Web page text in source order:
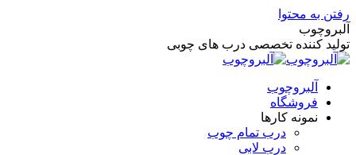
رفتن به محتوا
آلبروچوب
تولید کننده تخصصی درب های چوبی
آلبروچوب
فروشگاه
نمونه کارها
درب تمام چوب
درب لابی